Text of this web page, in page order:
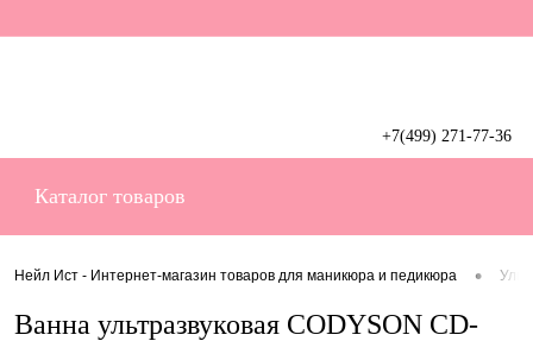
+7(499) 271-77-36
Каталог товаров
Нейл Ист - Интернет-магазин товаров для маникюра и педикюра •
Ванна ультразвуковая CODYSON CD-